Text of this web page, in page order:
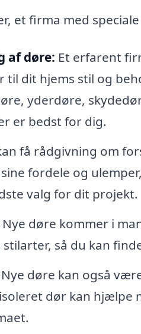
et firma med
af døre: Et erfarent
til dit hjems stil og
yderdøre,
er bedst for dig.
få rådgivning om
fordele og
valg for dit projekt.
Nye døre kommer i
så du kan
Nye døre kan også
dør kan hjælpe